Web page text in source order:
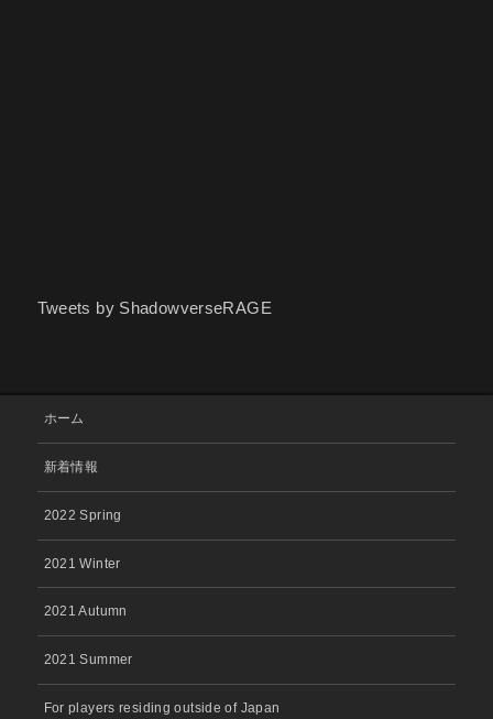
Tweets by ShadowverseRAGE
ホーム
新着情報
2022 Spring
2021 Winter
2021 Autumn
2021 Summer
For players residing outside of Japan